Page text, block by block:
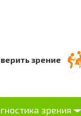
зрение
зрения